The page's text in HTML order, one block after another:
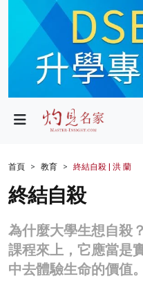
政局
財經
生活
商業
科技
首頁 教育 終結自殺 | 洪 蘭
終結自殺
為什麼大學生想自殺
課程來上，它應當是
中去體驗生命的價值。